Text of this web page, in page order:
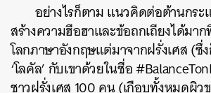
อย่างไรก็ตาม แนวคิดต่อต้านกระ
สร้างความฮือฮาและข้อถกเถียงได้มา
โลกภาษาอังกฤษแต่มาจากฝรั่งเศส (ซึ่
‘โลคัล’ กับเขาด้วยในชื่อ
ชาวฝรั่งเศส 100 คน (เกือบทั้งหมดผิ